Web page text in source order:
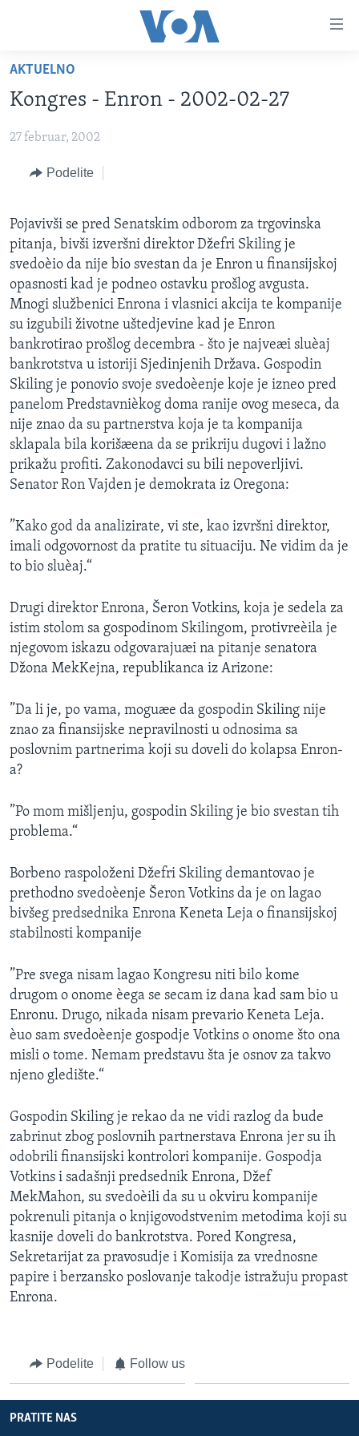
glavni
sadržaj
na
navigaciju
na
pretragu
RUBRIKE
AMERIKA
BALKAN
EKONOMIJA
NAUKA I TEHNOLOGIJA
MEDICINA
KULTURA
DRUŠTVO
SPORT
INTERVJU
TV PROGRAM
OTVORENI STUDIO
Learning English
PRATITE NAS
Jezici
AKTUELNO
Kongres - Enron - 2002-02-27
27 februar, 2002
Podelite
Pojavivši se pred Senatskim odborom za trgovinska
pitanja, bivši izveršni direktor Džefri Skiling je
svedoèio da nije bio svestan da je Enron u finansijskoj
opasnosti kad je podneo ostavku prošlog avgusta.
Mnogi službenici Enrona i vlasnici akcija te kompanije
su izgubili životne uštedjevine kad je Enron
bankrotirao prošlog decembra - što je najveæi sluèaj
bankrotstva u istoriji Sjedinjenih Država. Gospodin
Skiling je ponovio svoje svedoèenje koje je izneo pred
panelom Predstavnièkog doma ranije ovog meseca, da
nije znao da su partnerstva koja je ta kompanija
sklapala bila korišæena da se prikriju dugovi i lažno
prikažu profiti. Zakonodavci su bili nepoverljivi.
Senator Ron Vajden je demokrata iz Oregona:
”Kako god da analizirate, vi ste, kao izvršni direktor,
imali odgovornost da pratite tu situaciju. Ne vidim da je
to bio sluèaj.“
Drugi direktor Enrona, Šeron Votkins, koja je sedela za
istim stolom sa gospodinom Skilingom, protivreèila je
njegovom iskazu odgovarajuæi na pitanje senatora
Džona MekKejna, republikanca iz Arizone:
”Da li je, po vama, moguæe da gospodin Skiling nije
znao za finansijske nepravilnosti u odnosima sa
poslovnim partnerima koji su doveli do kolapsa Enron-
a?
”Po mom mišljenju, gospodin Skiling je bio svestan tih
problema.“
Borbeno raspoloženi Džefri Skiling demantovao je
prethodno svedoèenje Šeron Votkins da je on lagao
bivšeg predsednika Enrona Keneta Leja o finansijskoj
stabilnosti kompanije
”Pre svega nisam lagao Kongresu niti bilo kome
drugom o onome èega se secam iz dana kad sam bio u
Enronu. Drugo, nikada nisam prevario Keneta Leja.
èuo sam svedoèenje gospodje Votkins o onome što ona
misli o tome. Nemam predstavu šta je osnov za takvo
njeno gledište.“
Gospodin Skiling je rekao da ne vidi razlog da bude
zabrinut zbog poslovnih partnerstava Enrona jer su ih
odobrili finansijski kontrolori kompanije. Gospodja
Votkins i sadašnji predsednik Enrona, Džef
MekMahon, su svedoèili da su u okviru kompanije
pokrenuli pitanja o knjigovodstvenim metodima koji su
kasnije doveli do bankrotstva. Pored Kongresa,
Sekretarijat za pravosudje i Komisija za vrednosne
papire i berzansko poslovanje takodje istražuju propast
Enrona.
Podelite Follow us
PRATITE NAS